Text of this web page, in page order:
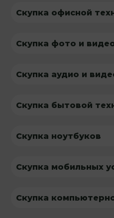
Скупка офисной
Скупка фото и
Скупка аудио и
Скупка бытовой
Скупка ноутбуков
Скупка мобильных
Скупка